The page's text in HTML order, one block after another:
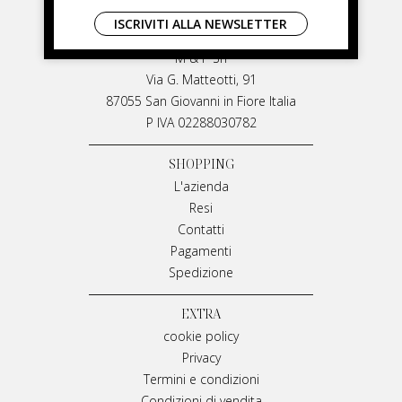
LIVIANA MIRARCHI
M & P Srl
Via G. Matteotti, 91
87055 San Giovanni in Fiore Italia
P IVA 02288030782
SHOPPING
L'azienda
Resi
Contatti
Pagamenti
Spedizione
EXTRA
cookie policy
Privacy
Termini e condizioni
ISCRIVITI ALLA NEWSLETTER